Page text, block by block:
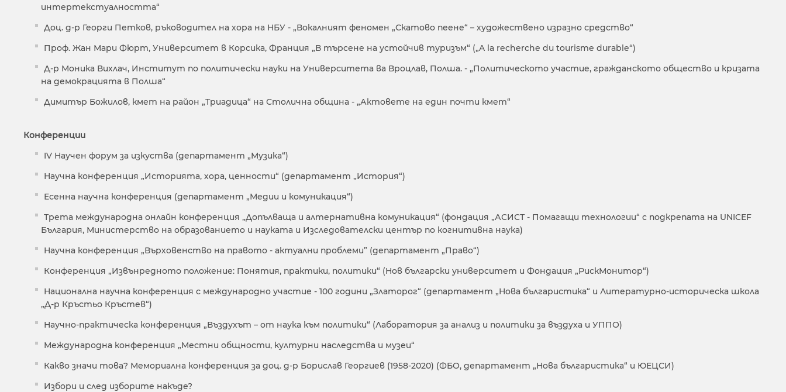
интертекстуалността“
Доц. д-р Георги Петков, ръководител на хора на НБУ - „Вокалният феномен „Скатово пеене“ – художествено изразно средство“
Проф. Жан Мари Фюрт, Университет в Корсика, Франция „В търсене на устойчив туризъм“ („A la recherche du tourisme durable“)
Д-р Моника Вихлач, Институт по политически науки на Университета ва Вроцлав, Полша. - „Политическото участие, гражданското общество и кризата
на демокрацията в Полша“
Димитър Божилов, кмет на район „Триадица“ на Столична община - „Актовете на един почти кмет“
Конференции
IV Научен форум за изкуства (департамент „Музика“)
Научна конференция „Историята, хора, ценности“ (департамент „История“)
Есенна научна конференция (департамент „Медии и комуникация“)
Трета международна онлайн конференция „Допълваща и алтернативна комуникация“ (фондация „АСИСТ - Помагащи технологии“ с подкрепата на UNICEF
България, Министерство на образованието и науката и Изследователски център по когнитивна наука)
Научна конференция „Върховенство на правото - актуални проблеми” (департамент „Право“)
Конференция „Извънредното положение: Понятия, практики, политики“ (Нов български университет и Фондация „РискМонитор“)
Национална научна конференция с международно участие - 100 години „Златорог“ (департамент „Нова българистика“ и Литературно-историческа школа
„Д-р Кръстьо Кръстев“)
Научно-практическа конференция „Въздухът – от наука към политики“ (Лаборатория за анализ и политики за въздуха и УППО)
Международна конференция „Местни общности, културни наследства и музеи“
Какво значи това? Мемориална конференция за доц. д-р Борислав Георгиев (1958-2020) (ФБО, департамент „Нова българистика“ и ЮЕЦСИ)
Избори и след изборите накъде?